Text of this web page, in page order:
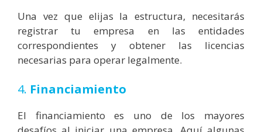
Una vez que elijas la estructura, necesitarás
registrar tu empresa en las entidades
correspondientes y obtener las licencias
necesarias para operar legalmente.
4. Financiamiento
El financiamiento es uno de los mayores